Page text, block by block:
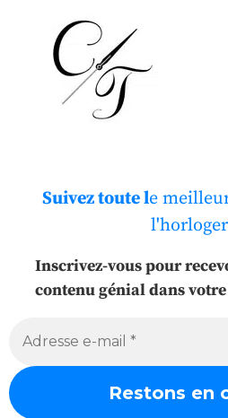
Suivez toute le
Inscrivez-vous pour
contenu génial dans